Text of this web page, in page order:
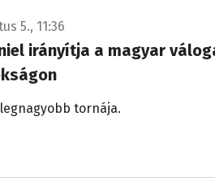
5., 11:36
irányítja a magyar
tornája.